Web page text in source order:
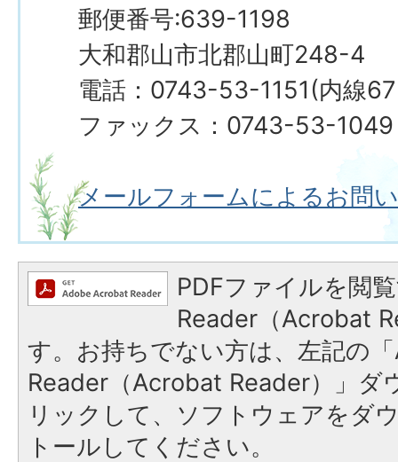
郵便番号:639-1198
大和郡山市北郡山町248-4
電話：0743-53-1151(内線
ファックス：0743-53-1049
メールフォームによるお問
PDFファイルを閲
Reader（Acrobat
す。お持ちでない方は、左記の
Reader（Acrobat Reader）」ダ
リックして、ソフトウェアをダ
トールしてください。